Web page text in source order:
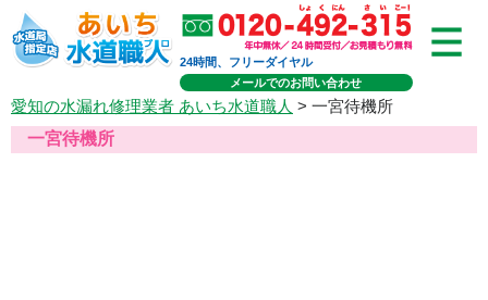
24時間、フリーダイヤル
メールでのお問い合わせ
愛知の水漏れ修理業者 あいち水道職人 > 一宮待機所
一宮待機所